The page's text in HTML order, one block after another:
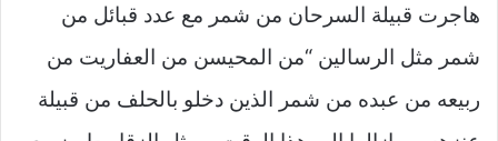
هاجرت قبيلة السرحان من شمر مع عدد قبائل من
شمر مثل الرسالين “من المحيسن من العفاريت من
ربيعه من عبده من شمر الذين دخلو بالحلف من قبيلة